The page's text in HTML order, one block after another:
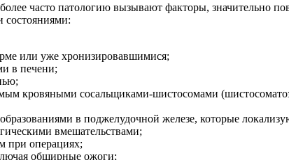
часто патологию вызывают факторы, значительно
состояниями:
или уже хронизировавшимися;
в печени;
кровяными сосальщиками-шистосомами
в поджелудочной железе, которые
вмешательствами;
при операциях;
обширные ожоги;